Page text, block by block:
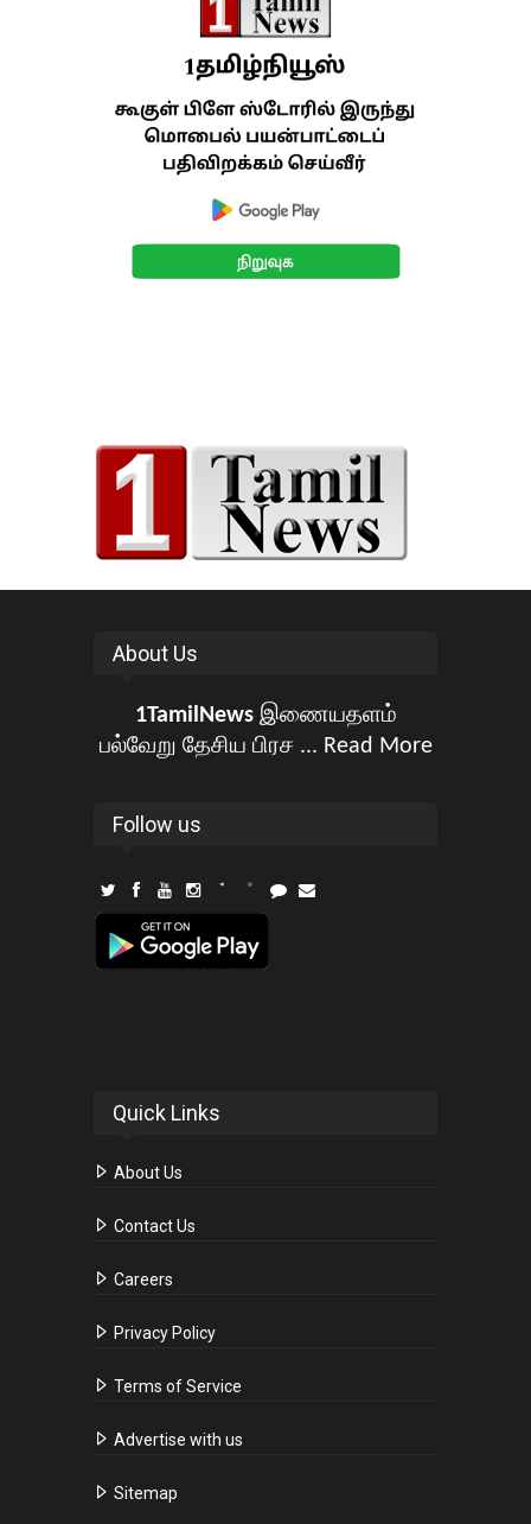
About Us
1TamilNewsஇணையதளம்
பல்வேறு தேசிய பிரச ... Read More
Follow us
Quick Links
About Us
Contact Us
Careers
Privacy Policy
Terms of Service
Advertise with us
Sitemap